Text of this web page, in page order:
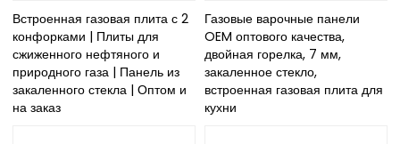
Встроенная газовая плита с 2
конфорками | Плиты для
сжиженного нефтяного и
природного газа | Панель из
закаленного стекла | Оптом и
на заказ
Газовые варочные панели
OEM оптового качества,
двойная горелка, 7 мм,
закаленное стекло,
встроенная газовая плита для
кухни